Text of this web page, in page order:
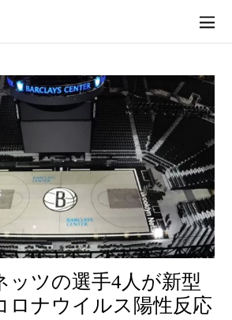
ッツの選手4人が新型
ロナウイルス陽性反応